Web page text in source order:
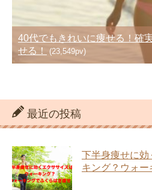
40代でもきれいに痩せる！確
せる！
(23,549pv)
最近の投稿
下半身痩せに効
キング？ウォ